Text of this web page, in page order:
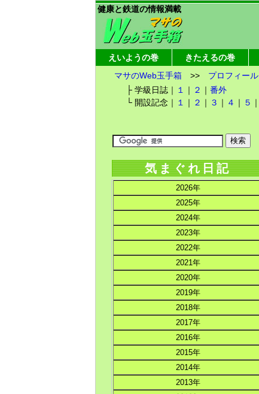
健康と鉄道の情報満載
えいようの巻 きたえるの巻
マサのWeb玉手箱>> プロフィール
├ 学級日誌｜ １ ｜ ２ ｜番外
└ 開設記念｜ １ ｜ ２ ｜ ３ ｜ ４ ｜ ５ ｜
気まぐれ日記